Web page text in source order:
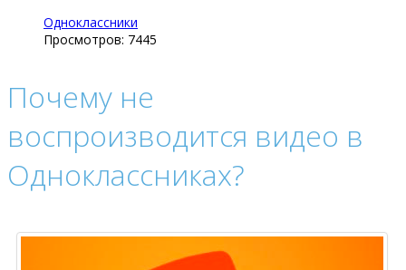
Одноклассники
Просмотров: 7445
Почему не
воспроизводится видео в
Одноклассниках?